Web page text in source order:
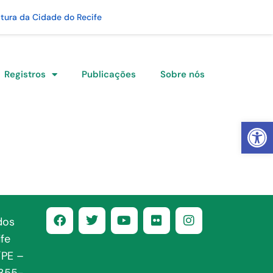
Abrir
da Cidade do Recife
Registros Publicações Sobre nós
–